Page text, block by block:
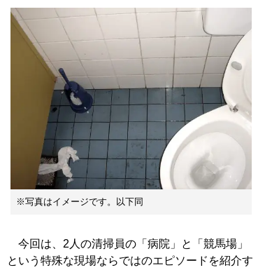
※写真はイメージです。以下同
今回は、2人の清掃員の「病院」と「競馬場」
という特殊な現場ならではのエピソードを紹介す